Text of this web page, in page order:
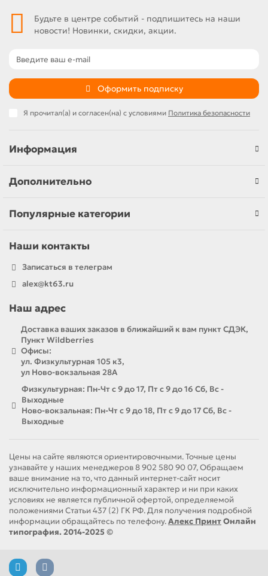
Будьте в центре событий - подпишитесь на наши
новости! Новинки, скидки, акции.
Оформить подписку
Я прочитал(а) и согласен(на) с условиями Политика безопасности
Информация
Дополнительно
Популярные категории
Наши контакты
Записаться в телеграм
alex@kt63.ru
Наш адрес
Доставка ваших заказов в ближайший к вам пункт СДЭК,
Пункт Wildberries
Офисы:
ул. Физкультурная 105 к3,
ул Ново-вокзальная 28А
Физкультурная: Пн-Чт с 9 до 17, Пт с 9 до 16 Сб, Вс -
Выходные
Ново-вокзальная: Пн-Чт с 9 до 18, Пт с 9 до 17 Сб, Вс -
Выходные
Цены на сайте являются ориентировочными. Точные цены
узнавайте у наших менеджеров 8 902 580 90 07, Обращаем
ваше внимание на то, что данный интернет-сайт носит
исключительно информационный характер и ни при каких
условиях не является публичной офертой, определяемой
положениями Статьи 437 (2) ГК РФ. Для получения подробной
информации обращайтесь по телефону.Алекс ПринтОнлайн
типография. 2014-2025 ©